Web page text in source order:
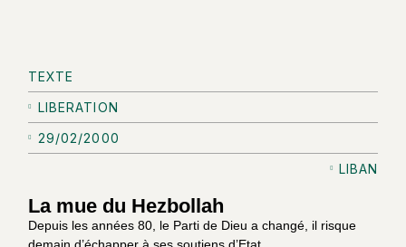
TEXTE
LIBERATION
29/02/2000
LIBAN
La mue du Hezbollah
Depuis les années 80, le Parti de Dieu a changé, il risque
demain d’échapper à ses soutiens d’Etat.